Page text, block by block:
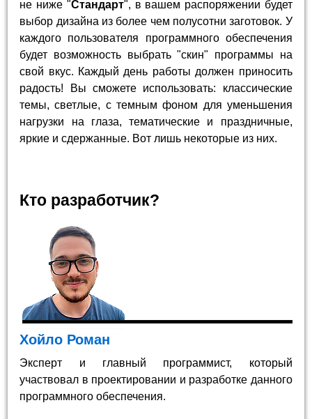
не ниже "Стандарт", в вашем распоряжении будет
выбор дизайна из более чем полусотни заготовок. У
каждого пользователя программного обеспечения
будет возможность выбрать "скин" программы на
свой вкус. Каждый день работы должен приносить
радость! Вы сможете использовать: классические
темы, светлые, с темным фоном для уменьшения
нагрузки на глаза, тематические и праздничные,
яркие и сдержанные. Вот лишь некоторые из них.
Кто разработчик?
Хойло Роман
Эксперт и главный программист, который
участвовал в проектировании и разработке данного
программного обеспечения.